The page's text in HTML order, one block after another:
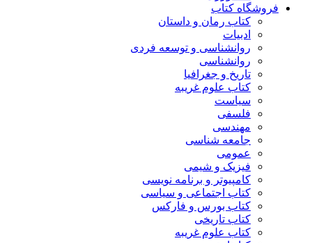
فروشگاه کتاب
کتاب رمان و داستان
ادبیات
روانشناسی و توسعه فردی
روانشناسی
تاریخ و جغرافیا
کتاب علوم غریبه
سیاست
فلسفی
مهندسی
جامعه شناسی
عمومی
فیزیک و شیمی
کامپیوتر و برنامه نویسی
کتاب اجتماعی و سیاسی
کتاب بورس و فارکس
کتاب تاریخی
کتاب علوم غریبه